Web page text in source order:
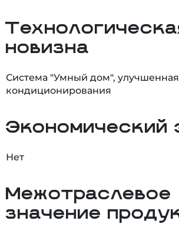
новизна
Система "Умный дом",
кондиционирования
Экономический
Нет
Межотраслевое
значение